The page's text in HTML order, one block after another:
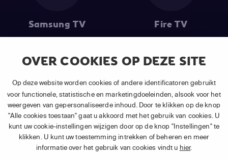
OVER COOKIES OP DEZE SITE
Op deze website worden cookies of andere identificatoren gebruikt
voor functionele, statistische en marketingdoeleinden, alsook voor het
weergeven van gepersonaliseerde inhoud. Door te klikken op de knop
"Alle cookies toestaan" gaat u akkoord met het gebruik van cookies. U
kunt uw cookie-instellingen wijzigen door op de knop "Instellingen" te
klikken. U kunt uw toestemming intrekken of beheren en meer
informatie over het gebruik van cookies vindt u hier.
Samsung TV Fire TV
(1) De eerste 30 dagen gratis: Geldig op alle nieuwe abonnementen
van APP TV Light, Basic of Plus.
(2) Prijs abonnement : Incl. BTW.
(3) Restart & Replayis beschikbaar voorvolgende zendersafhankelijk
van je gekozen pakket.